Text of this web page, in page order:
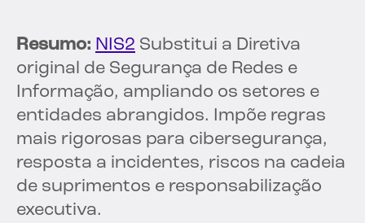
Resumo: NIS2 Substitui a Diretiva
original de Segurança de Redes e
Informação, ampliando os setores e
entidades abrangidos. Impõe regras
mais rigorosas para cibersegurança,
resposta a incidentes, riscos na cadeia
de suprimentos e responsabilização
executiva.